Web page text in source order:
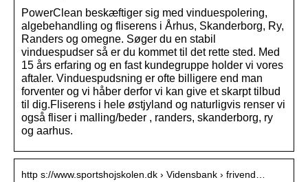
PowerClean beskæftiger sig med vinduespolering,
algebehandling og fliserens i Århus, Skanderborg, Ry,
Randers og omegne. Søger du en stabil
vinduespudser så er du kommet til det rette sted. Med
15 års erfaring og en fast kundegruppe holder vi vores
aftaler. Vinduespudsning er ofte billigere end man
forventer og vi håber derfor vi kan give et skarpt tilbud
til dig.Fliserens i hele østjyland og naturligvis renser vi
også fliser i malling/beder , randers, skanderborg, ry
og aarhus.
http s://www.sportshojskolen.dk › Vidensbank › frivend…